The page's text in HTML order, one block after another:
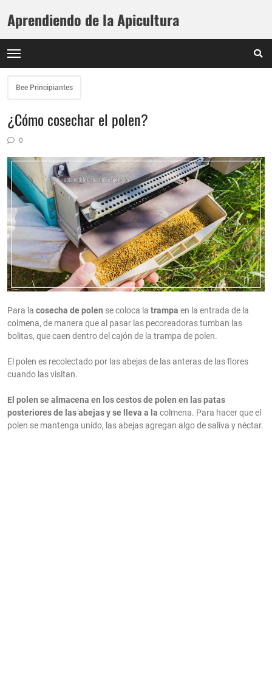
Aprendiendo de la Apicultura
Bee Principiantes
¿Cómo cosechar el polen?
0
Para la cosecha de polen se coloca la trampa en la entrada de la
colmena, de manera que al pasar las pecoreadoras tumban las
bolitas, que caen dentro del cajón de la trampa de polen.
El polen es recolectado por las abejas de las anteras de las flores
cuando las visitan.
El polen se almacena en los cestos de polen en las patas
posteriores de las abejas y se lleva a la colmena. Para hacer que el
polen se mantenga unido, las abejas agregan algo de saliva y néctar.